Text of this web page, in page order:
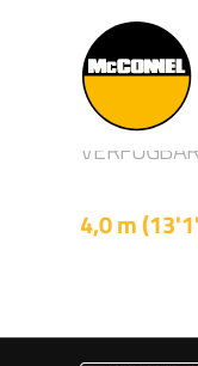
auf
4,0 m